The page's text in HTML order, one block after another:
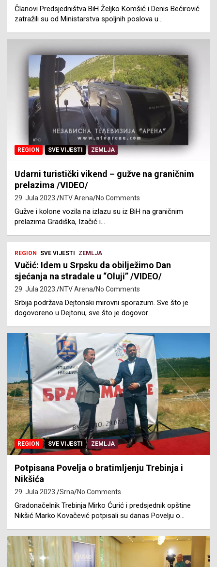
Članovi Predsjedništva BiH Željko Komšić i Denis Bećirović
zatražili su od Ministarstva spoljnih poslova u…
REGION SVE VIJESTI ZEMLJA
Udarni turistički vikend – gužve na graničnim
prelazima /VIDEO/
29. Jula 2023. NTV Arena No Comments
Gužve i kolone vozila na izlazu su iz BiH na graničnim
prelazima Gradiška, Izačić i…
REGION SVE VIJESTI ZEMLJA
Vučić: Idem u Srpsku da obilježimo Dan
sjećanja na stradale u “Oluji” /VIDEO/
29. Jula 2023. NTV Arena No Comments
Srbija podržava Dejtonski mirovni sporazum. Sve što je
dogovoreno u Dejtonu, sve što je dogovor…
REGION SVE VIJESTI ZEMLJA
Potpisana Povelja o bratimljenju Trebinja i
Nikšića
29. Jula 2023. Srna No Comments
Gradonačelnik Trebinja Mirko Ćurić i predsjednik opštine
Nikšić Marko Kovačević potpisali su danas Povelju o…